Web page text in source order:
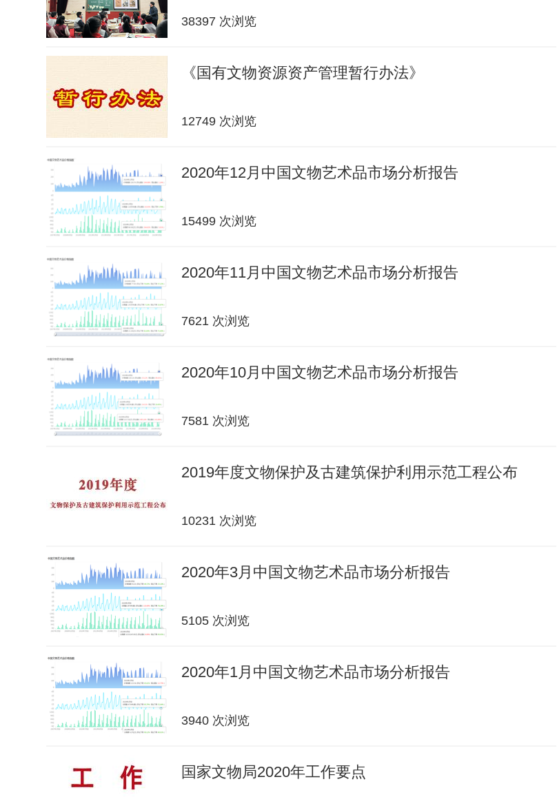
38397 次浏览
《国有文物资源资产管理暂行办法》
12749 次浏览
2020年12月中国文物艺术品市场分析报告
15499 次浏览
2020年11月中国文物艺术品市场分析报告
7621 次浏览
2020年10月中国文物艺术品市场分析报告
7581 次浏览
2019年度文物保护及古建筑保护利用示范工程公布
10231 次浏览
2020年3月中国文物艺术品市场分析报告
5105 次浏览
2020年1月中国文物艺术品市场分析报告
3940 次浏览
国家文物局2020年工作要点